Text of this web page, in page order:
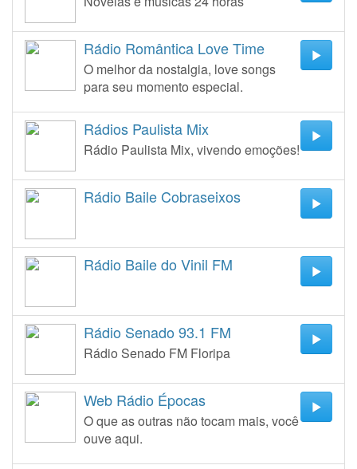
Rádio Romântica Love Time
O melhor da nostalgia, love songs
para seu momento especial.
Rádios Paulista Mix
Rádio Paulista Mix, vivendo emoções!
Rádio Baile Cobraseixos
Rádio Baile do Vinil FM
Rádio Senado 93.1 FM
Rádio Senado FM Floripa
Web Rádio Épocas
O que as outras não tocam mais, você
ouve aqui.